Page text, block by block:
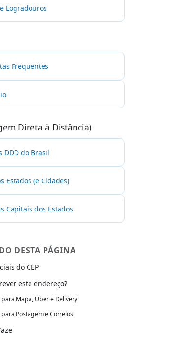
Logradouros
Frequentes
Direta à Distância)
DDD do Brasil
Estados (e Cidades)
Capitais dos Estados
DESTA PÁGINA
do CEP
este endereço?
para Mapa, Uber e Delivery
para Postagem e Correios